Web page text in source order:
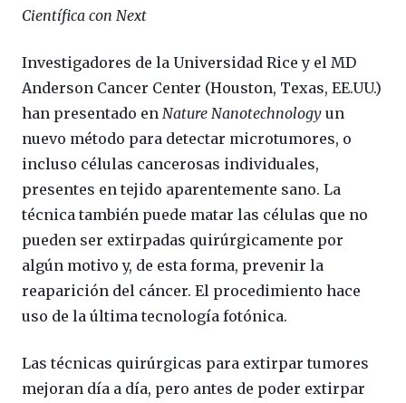
Científica con Next
Investigadores de la Universidad Rice y el MD
Anderson Cancer Center (Houston, Texas, EE.UU.)
han presentado en Nature Nanotechnology un
nuevo método para detectar microtumores, o
incluso células cancerosas individuales,
presentes en tejido aparentemente sano. La
técnica también puede matar las células que no
pueden ser extirpadas quirúrgicamente por
algún motivo y, de esta forma, prevenir la
reaparición del cáncer. El procedimiento hace
uso de la última tecnología fotónica.
Las técnicas quirúrgicas para extirpar tumores
mejoran día a día, pero antes de poder extirpar